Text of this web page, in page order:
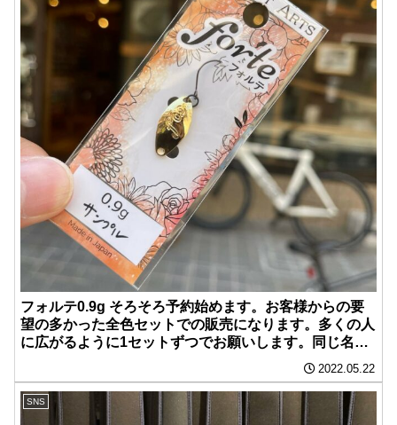
フォルテ0.9g そろそろ予約始めます。お客様からの要
望の多かった全色セットでの販売になります。多くの人
に広がるように1セットずつでお願いします。同じ名
前、メールアドレス、住所、電話番号のご注文は全てキ
ャンセルとなりますのでお気をつけ下さい。
2022.05.22
SNS